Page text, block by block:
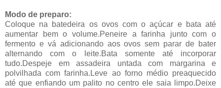
Modo de preparo:
Coloque na batedeira os ovos com o açúcar e bata até
aumentar bem o volume.Peneire a farinha junto com o
fermento e vá adicionando aos ovos sem parar de bater
alternando com o leite.Bata somente até incorporar
tudo.Despeje em assadeira untada com margarina e
polvilhada com farinha.Leve ao forno médio preaquecido
até que enfiando um palito no centro ele saia limpo.Deixe